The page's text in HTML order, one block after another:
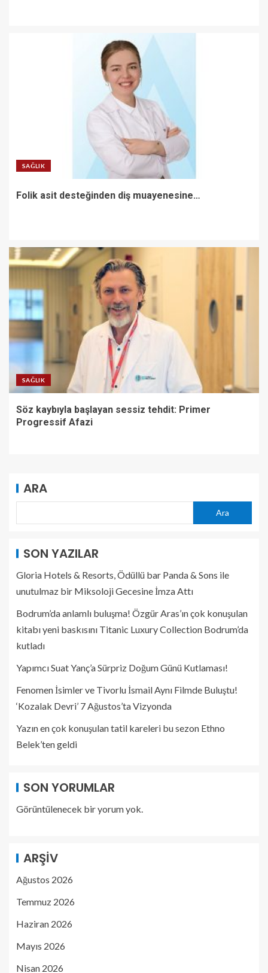
SAĞLIK
Folik asit desteğinden diş muayenesine…
SAĞLIK
Söz kaybıyla başlayan sessiz tehdit: Primer
Progressif Afazi
ARA
Ara
SON YAZILAR
Gloria Hotels & Resorts, Ödüllü bar Panda & Sons ile
unutulmaz bir Miksoloji Gecesine İmza Attı
Bodrum’da anlamlı buluşma! Özgür Aras’ın çok konuşulan
kitabı yeni baskısını Titanic Luxury Collection Bodrum’da
kutladı
Yapımcı Suat Yanç’a Sürpriz Doğum Günü Kutlaması!
Fenomen İsimler ve Tivorlu İsmail Aynı Filmde Buluştu!
‘Kozalak Devri’ 7 Ağustos’ta Vizyonda
Yazın en çok konuşulan tatil kareleri bu sezon Ethno
Belek’ten geldi
SON YORUMLAR
Görüntülenecek bir yorum yok.
ARŞIV
Ağustos 2026
Temmuz 2026
Haziran 2026
Mayıs 2026
Nisan 2026